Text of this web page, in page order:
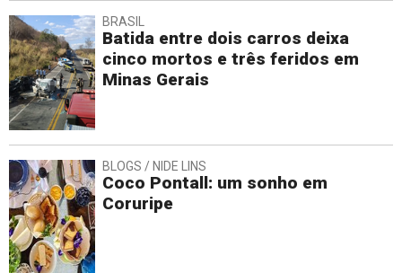
BRASIL
Batida entre dois carros deixa
cinco mortos e três feridos em
Minas Gerais
BLOGS / NIDE LINS
Coco Pontall: um sonho em
Coruripe